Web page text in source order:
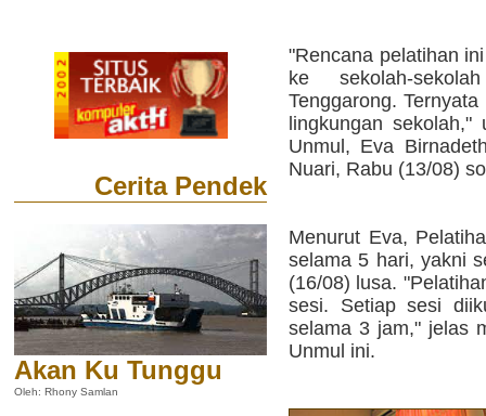
Cerita Pendek
Akan Ku Tunggu
Oleh: Rhony Samlan
"Rencana pelatihan
ke sekolah-
Tenggarong.
lingkungan
Unmul, Eva
Nuari, Rabu (13/08)
Menurut Eva,
selama 5 hari, yakni
(16/08) lusa.
sesi. Setiap sesi
selama 3 jam," jelas
Unmul ini.